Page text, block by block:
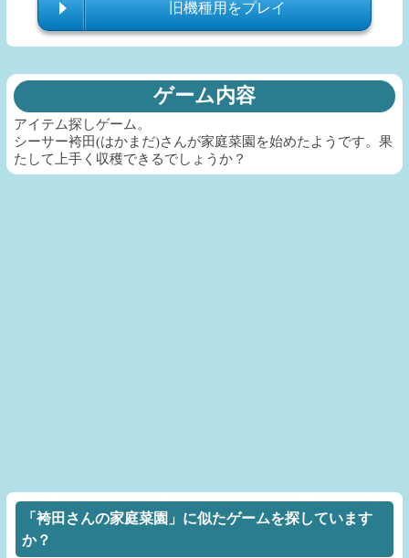
旧機種用をプレイ
ゲーム内容
アイテム探しゲーム。
シーサー袴田(はかまだ)さんが家庭菜園を始めたようです。果
たして上手く収穫できるでしょうか？
「袴田さんの家庭菜園」に似たゲームを探しています
か？